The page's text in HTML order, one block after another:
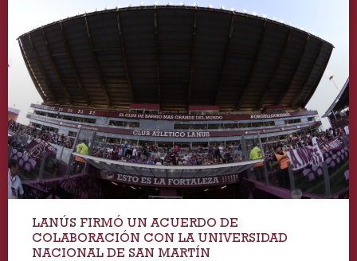
LANÚS FIRMÓ UN ACUERDO DE
COLABORACIÓN CON LA UNIVERSIDAD
NACIONAL DE SAN MARTÍN